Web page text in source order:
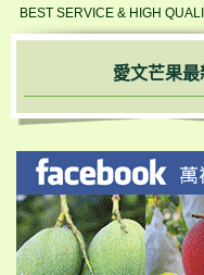
BEST SERVICE & HIGH
愛文芒果最